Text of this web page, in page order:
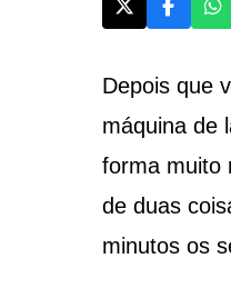
Depois que
máquina de
forma muito
de duas
minutos os